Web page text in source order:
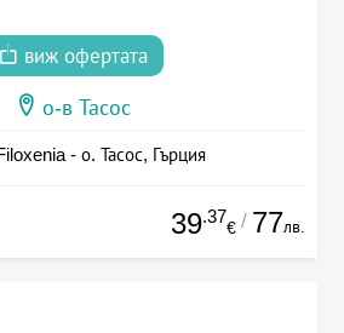
виж офертата
о-в Тасос
- о. Тасос, Гърция
39.37
€ / 77лв.